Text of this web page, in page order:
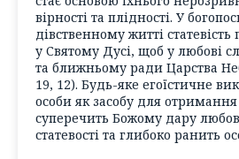
вірності та плідності. У
дівственному житті
у Святому Дусі, щоб у любові
та ближньому ради Царства
19, 12). Будь-яке егоїстичне
особи як засобу для отримання
суперечить Божому дару
статевості та глибоко ранить